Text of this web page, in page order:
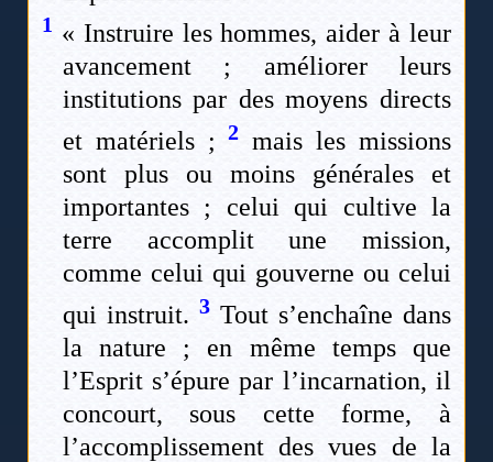
1 « Instruire les hommes, aider à leur
avancement ; améliorer leurs
institutions par des moyens directs
et matériels ;2 mais les missions
sont plus ou moins générales et
importantes ; celui qui cultive la
terre accomplit une mission,
comme celui qui gouverne ou celui
qui instruit. 3Tout s’enchaîne dans
la nature ; en même temps que
l’Esprit s’épure par l’incarnation, il
concourt, sous cette forme, à
l’accomplissement des vues de la